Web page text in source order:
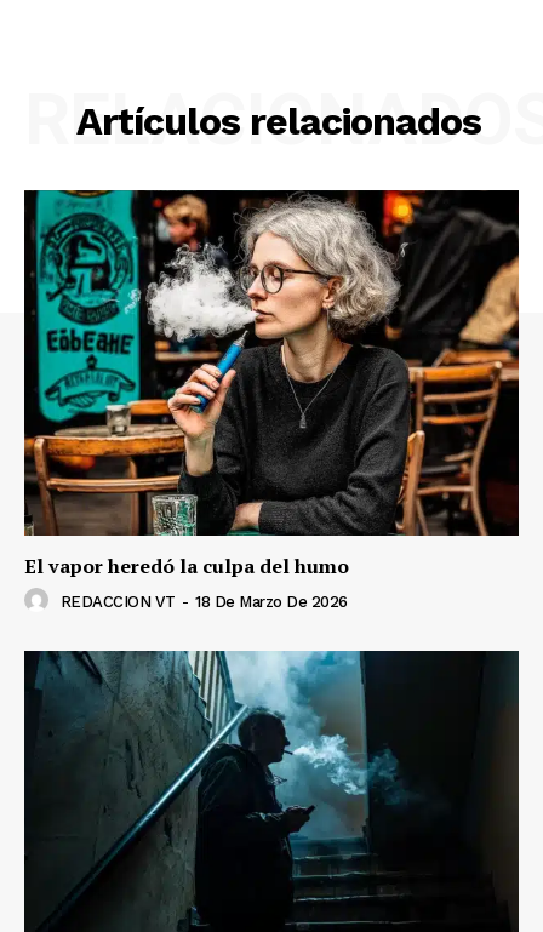
Artículos relacionados
El vapor heredó la culpa del humo
REDACCION VT - 18 De Marzo De 2026